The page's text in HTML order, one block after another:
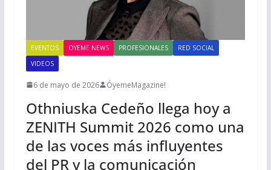
EVENTOS OYEME NEWS PROFESIONALES
RED SOCIAL
VIDEOS
6 de mayo de 2026 ÓyemeMagazine!
Othniuska Cedeño llega hoy a
ZENITH Summit 2026 como una
de las voces más influyentes
del PR y la comunicación